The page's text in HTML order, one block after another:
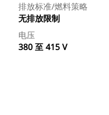
排放标准/燃料策略
无排放限制
电压
380 至 415 V